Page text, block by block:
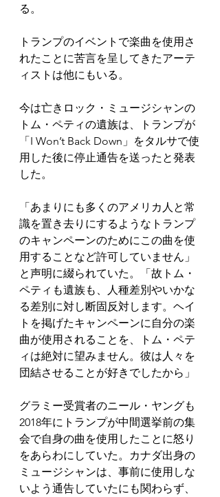
る。
トランプのイベントで楽曲を使用さ
れたことに苦言を呈してきたアーテ
ィストは他にもいる。
今は亡きロック・ミュージシャンの
トム・ペティの遺族は、トランプが
「I Won’t Back Down」をタルサで使
用した後に停止通告を送ったと発表
した。
「あまりにも多くのアメリカ人と常
識を置き去りにするようなトランプ
のキャンペーンのためにこの曲を使
用することなど許可していません」
と声明に綴られていた。「故トム・
ペティも遺族も、人種差別やいかな
る差別に対し断固反対します。ヘイ
トを掲げたキャンペーンに自分の楽
曲が使用されることを、トム・ペテ
ィは絶対に望みません。彼は人々を
団結させることが好きでしたから」
グラミー受賞者のニール・ヤングも
2018年にトランプが中間選挙前の集
会で自身の曲を使用したことに怒り
をあらわにしていた。カナダ出身の
ミュージシャンは、事前に使用しな
いよう通告していたにも関わらず、